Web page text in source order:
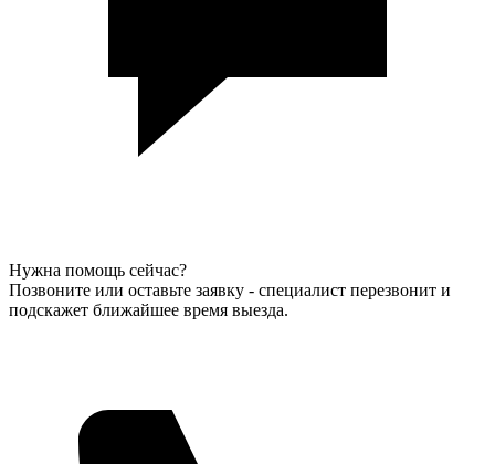
Нужна помощь сейчас?
Позвоните или оставьте заявку - специалист перезвонит и
подскажет ближайшее время выезда.